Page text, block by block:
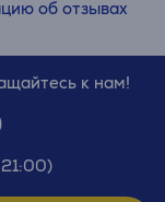
об отзывах
к нам!